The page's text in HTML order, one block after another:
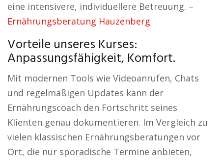
eine intensivere, individuellere Betreuung. –
Ernährungsberatung Hauzenberg
Vorteile unseres Kurses:
Anpassungsfähigkeit, Komfort.
Mit modernen Tools wie Videoanrufen, Chats
und regelmäßigen Updates kann der
Ernährungscoach den Fortschritt seines
Klienten genau dokumentieren. Im Vergleich zu
vielen klassischen Ernährungsberatungen vor
Ort, die nur sporadische Termine anbieten,